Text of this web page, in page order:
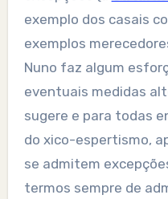
exemplo dos casais
exemplos
Nuno faz algum
eventuais medidas
sugere e para todas
do xico-espertismo,
se admitem
termos sempre de